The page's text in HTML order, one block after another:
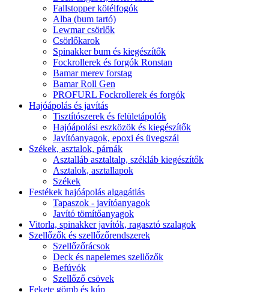
Fallstopper kötélfogók
Alba (bum tartó)
Lewmar csörlők
Csörlőkarok
Spinakker bum és kiegészítők
Fockrollerek és forgók Ronstan
Bamar merev forstag
Bamar Roll Gen
PROFURL Fockrollerek és forgók
Hajóápolás és javítás
Tisztítószerek és felületápolók
Hajóápolási eszközök és kiegészítők
Javítóanyagok, epoxi és üvegszál
Székek, asztalok, párnák
Asztalláb asztaltalp, székláb kiegészítők
Asztalok, asztallapok
Székek
Festékek hajóápolás algagátlás
Tapaszok - javítóanyagok
Javító tömítőanyagok
Vitorla, spinakker javítók, ragasztó szalagok
Szellőzők és szellőzőrendszerek
Szellőzőrácsok
Deck és napelemes szellőzők
Befúvók
Szellőző csövek
Fekete gömb és kúp